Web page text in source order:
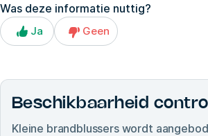
Was deze informatie nuttig?
Ja Geen
Beschikbaarheid
Kleine brandblusserswordt